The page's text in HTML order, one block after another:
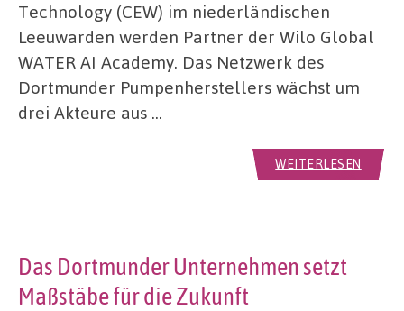
Technology (CEW) im niederländischen
Leeuwarden werden Partner der Wilo Global
WATER AI Academy. Das Netzwerk des
Dortmunder Pumpenherstellers wächst um
drei Akteure aus …
WEITERLESEN
Das Dortmunder Unternehmen setzt
Maßstäbe für die Zukunft